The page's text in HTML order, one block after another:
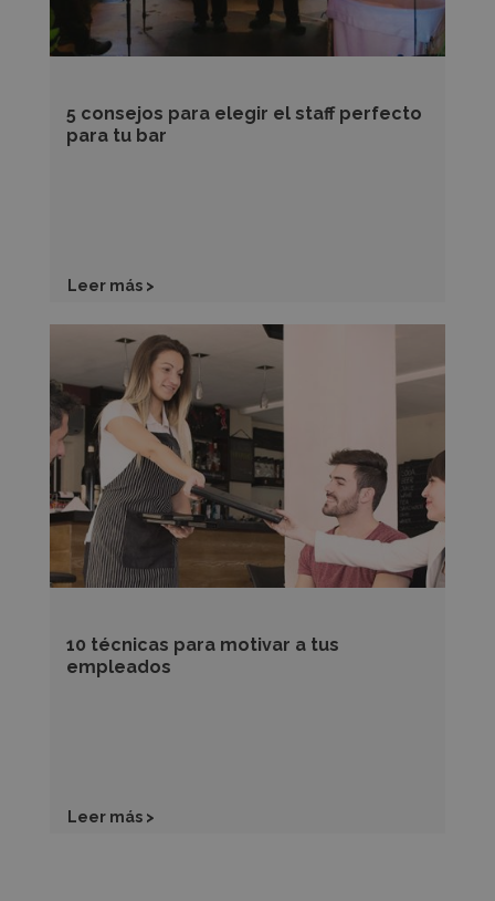
5 consejos para elegir el staff perfecto
para tu bar
para
tu
Leer más >
10 técnicas para motivar a tus
empleados
para
motivar
a
tus
empleados
Leer más >